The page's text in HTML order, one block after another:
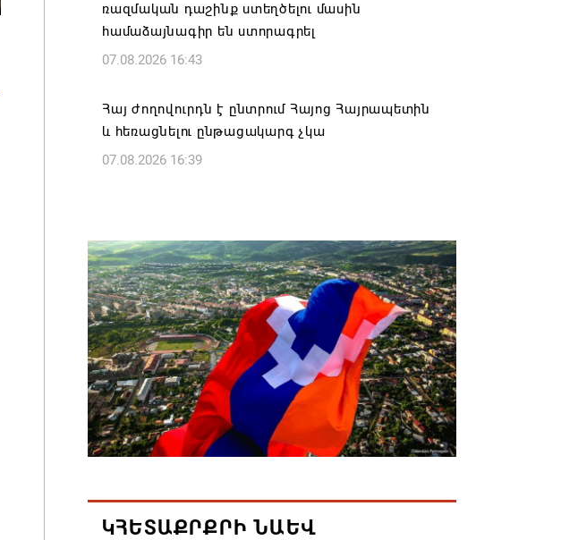
ռազմական դաշինք ստեղծելու մասին
համաձայնագիր են ստորագրել
07.08.2026 16:43
Հայ ժողովուրդն է ընտրում Հայոց Հայրապետին
և հեռացնելու ընթացակարգ չկա
07.08.2026 16:39
07.08.2026 16:34
ՀՐԱՎԻՐՈՒՄ ԵՆՔ ՄԻԱՍԻՆ ՆՇԵԼՈՒ ՏԱՇՏՈՒՆ
ԲՆԱԿԱՎԱՅՐԻ ՕՐԸ
07.08.2026 16:21
Կապան համայնքի ղեկավար Գևորգ Փարսյանի
նախաձեռնությամբ ճանապարհաշինական
մեծածավալ աշխատանքներ՝ գյուղական
07.08.2026 16:09
ԿՀԵՏԱՔՐՔՐԻ ՆԱԵՎ